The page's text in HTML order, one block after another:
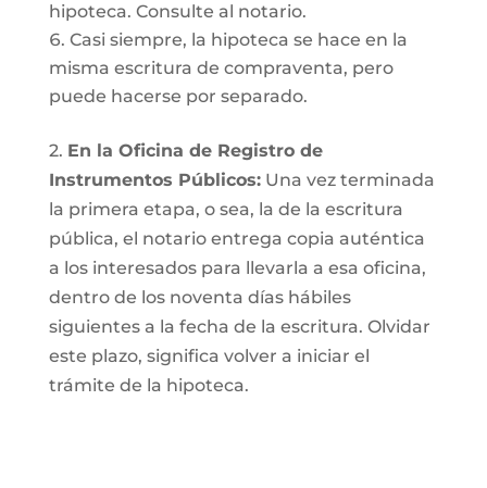
hipoteca. Consulte al notario.
Casi siempre, la hipoteca se hace en la
misma escritura de compraventa, pero
puede hacerse por separado.
2. En la Oficina de Registro de
Instrumentos Públicos:Una vez terminada
la primera etapa, o sea, la de la escritura
pública, el notario entrega copia auténtica
a los interesados para llevarla a esa oficina,
dentro de los noventa días hábiles
siguientes a la fecha de la escritura. Olvidar
este plazo, significa volver a iniciar el
trámite de la hipoteca.